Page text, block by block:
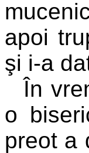
apoi
şi i-a
În
o
preot a